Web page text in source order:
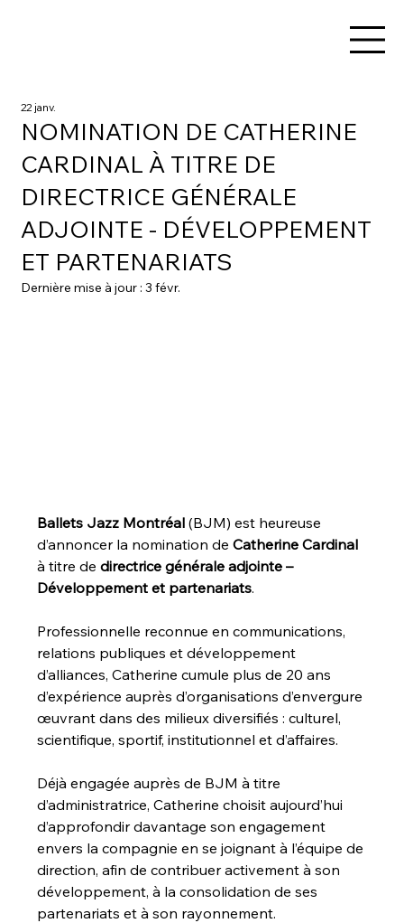
NOMINATION DE CATHERINE
CARDINAL À TITRE DE
DIRECTRICE GÉNÉRALE
ADJOINTE - DÉVELOPPEMENT
ET PARTENARIATS
22 janv.
Dernière mise à jour : 3 févr.
Ballets Jazz Montréal (BJM) est heureuse
d’annoncer la nomination de Catherine Cardinal
à titre de directrice générale adjointe –
Développement et partenariats.
Professionnelle reconnue en communications,
relations publiques et développement
d’alliances, Catherine cumule plus de 20 ans
d’expérience auprès d’organisations d’envergure
œuvrant dans des milieux diversifiés : culturel,
scientifique, sportif, institutionnel et d’affaires.
Déjà engagée auprès de BJM à titre
d’administratrice, Catherine choisit aujourd’hui
d’approfondir davantage son engagement
envers la compagnie en se joignant à l’équipe de
direction, afin de contribuer activement à son
développement, à la consolidation de ses
partenariats et à son rayonnement.